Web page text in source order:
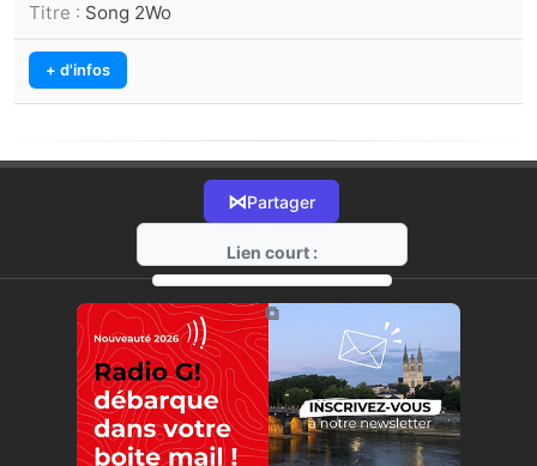
Song 2Wo
+ d'infos
⋈Partager
Lien court :
https://radio-g.fr?21449
⧉